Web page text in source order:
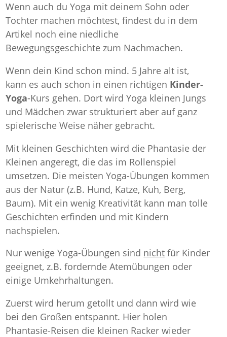
Wenn auch du Yoga mit deinem Sohn oder
Tochter machen möchtest, findest du in dem
Artikel noch eine niedliche
Bewegungsgeschichte zum Nachmachen.
Wenn dein Kind schon mind. 5 Jahre alt ist,
kann es auch schon in einen richtigen Kinder-
Yoga-Kurs gehen. Dort wird Yoga kleinen Jungs
und Mädchen zwar strukturiert aber auf ganz
spielerische Weise näher gebracht.
Mit kleinen Geschichten wird die Phantasie der
Kleinen angeregt, die das im Rollenspiel
umsetzen. Die meisten Yoga-Übungen kommen
aus der Natur (z.B. Hund, Katze, Kuh, Berg,
Baum). Mit ein wenig Kreativität kann man tolle
Geschichten erfinden und mit Kindern
nachspielen.
Nur wenige Yoga-Übungen sind nicht für Kinder
geeignet, z.B. fordernde Atemübungen oder
einige Umkehrhaltungen.
Zuerst wird herum getollt und dann wird wie
bei den Großen entspannt. Hier holen
Phantasie-Reisen die kleinen Racker wieder